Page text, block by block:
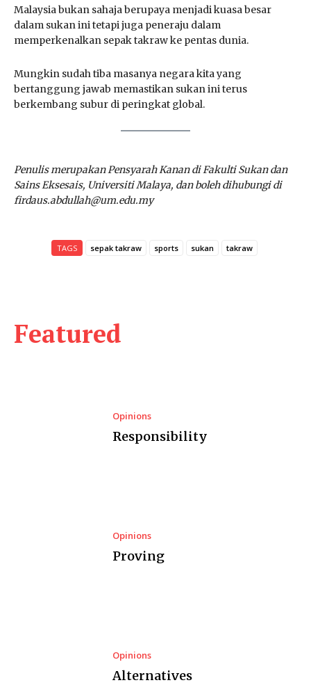
Featured
Opinions
Responsibility
Opinions
Proving
Opinions
Alternatives
Malaysia bukan sahaja berupaya menjadi kuasa besar
dalam sukan ini tetapi juga peneraju dalam
memperkenalkan sepak takraw ke pentas dunia.
Mungkin sudah tiba masanya negara kita yang
bertanggung jawab memastikan sukan ini terus
berkembang subur di peringkat global.
Penulis merupakan Pensyarah Kanan di Fakulti Sukan dan
Sains Eksesais, Universiti Malaya, dan boleh dihubungi di
firdaus.abdullah@um.edu.my
TAGS sepak takraw sports sukan takraw